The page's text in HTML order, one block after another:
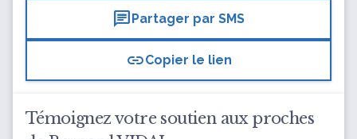
chatPartager par SMS
linkCopier le lien
Témoignez votre soutien aux proches